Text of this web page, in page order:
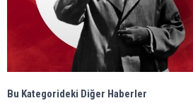
Bu Kategorideki Diğer Haberler